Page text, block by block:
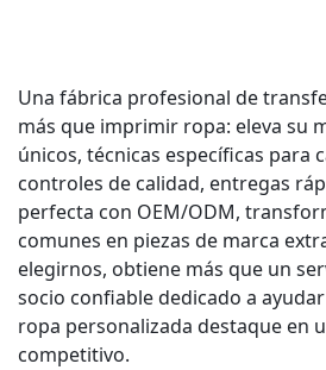
Una fábrica profesional de
más que imprimir ropa: eleva su
únicos, técnicas específicas para
controles de calidad, entregas
perfecta con OEM/ODM,
comunes en piezas de marca
elegirnos, obtiene más que un
socio confiable dedicado a
ropa personalizada destaque en
competitivo.